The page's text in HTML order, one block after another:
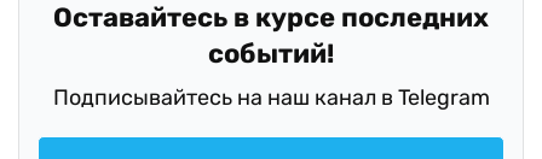
Оставайтесь в курсе последних
событий!
Подписывайтесь на наш канал в Telegram